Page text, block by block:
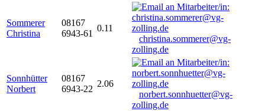
Sommerer
Christina
08167
6943-61
0.11
christina.sommerer@vg-
zolling.de
Sonnhütter
Norbert
08167
6943-22
2.06
norbert.sonnhuetter@vg-
zolling.de